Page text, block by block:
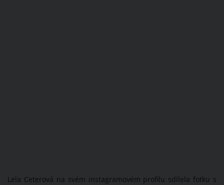
Lela Ceterová na svém instagramovém profilu sdílela fotku s